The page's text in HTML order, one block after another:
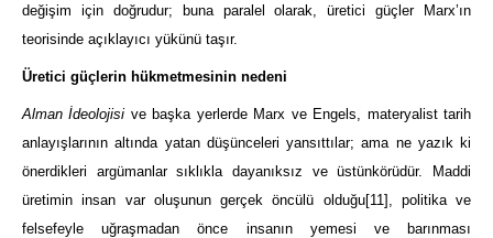
değişim için doğrudur; buna paralel olarak, üretici güçler Marx’ın
teorisinde açıklayıcı yükünü taşır.
Üretici güçlerin hükmetmesinin nedeni
Alman İdeolojisi ve başka yerlerde Marx ve Engels, materyalist tarih
anlayışlarının altında yatan düşünceleri yansıttılar; ama ne yazık ki
önerdikleri argümanlar sıklıkla dayanıksız ve üstünkörüdür. Maddi
üretimin insan var oluşunun gerçek öncülü olduğu[11] , politika ve
felsefeyle uğraşmadan önce insanın yemesi ve barınması